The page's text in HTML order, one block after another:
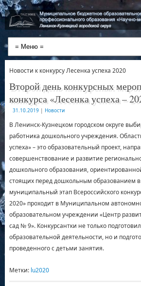
Новости к конкурсу Лесенка успеха 2020
Второй день конкурсных
конкурса «Лесенка успеха –
31.10.2019 | Новости
В Ленинск-Кузнецком городском округе
работника дошкольного учреждения.
успеха» – это образовательный проект,
совершенствование и развитие
дошкольного образования,
стоящих перед дошкольным образованием в
муниципальный этап Всероссийского
2020» проходит в Муниципальном
образовательном учреждении «Центр
сад № 9». Конкурсантки не только
образовательной деятельности, но и
проведенного с детьми занятия.
Метки: lu2020